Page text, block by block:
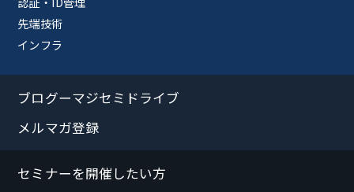
先端技術
インフラ
ブログーマジセミドライブ
メルマガ登録
セミナーを開催したい方